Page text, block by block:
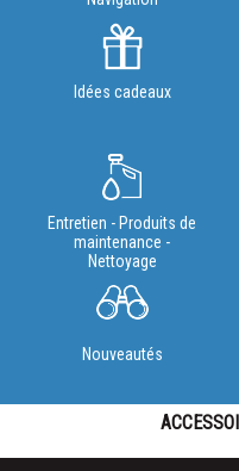
Idées cadeaux
Entretien - Produits de
maintenance -
Nettoyage
Nouveautés